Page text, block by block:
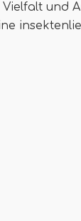
Vielfalt und